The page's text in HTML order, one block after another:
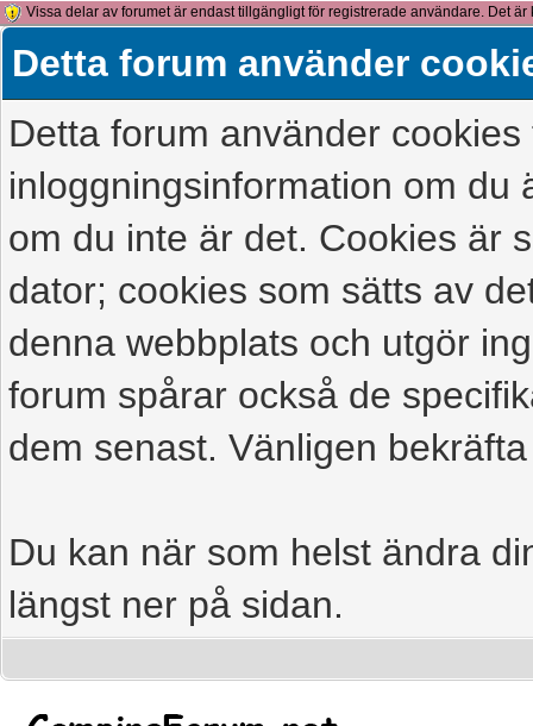
Vissa delar av forumet är endast tillgängligt för registrerade användare. Det
detta meddelande.
Detta forum använder
Detta forum använder
inloggningsinformation om du
om du inte är det. Cookies är
dator; cookies som sätts av
denna webbplats och utgör
forum spårar också de
dem senast. Vänligen
Du kan när som helst ändra
längst ner på sidan.